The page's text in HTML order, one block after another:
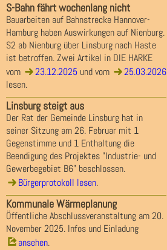
S-Bahn fährt wochenlang nicht
Bauarbeiten auf Bahnstrecke Hannover-
Hamburg haben Auswirkungen auf Nienburg.
S2 ab Nienburg über Linsburg nach Haste
ist betroffen. Zwei Artikel in DIE HARKE
vom
23.12.2025 und vom
25.03.2026
lesen.
Linsburg steigt aus
Der Rat der Gemeinde Linsburg hat in
seiner Sitzung am 26. Februar mit 1
Gegenstimme und 1 Enthaltung die
Beendigung des Projektes "Industrie- und
Gewerbegebiet B6" beschlossen.
Bürgerprotokoll lesen.
Kommunale Wärmeplanung
Öffentliche Abschlussveranstaltung am 20.
November 2025. Infos und Einladung
ansehen.